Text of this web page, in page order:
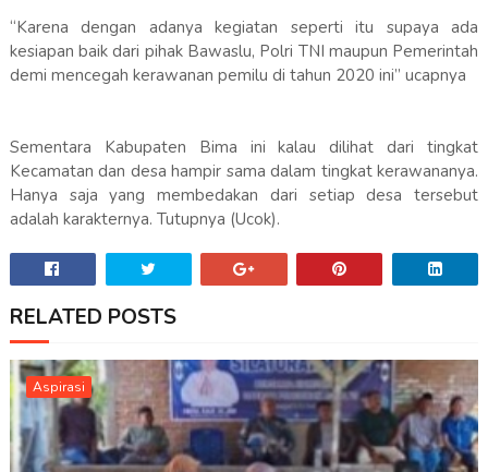
“Karena dengan adanya kegiatan seperti itu supaya ada
kesiapan baik dari pihak Bawaslu, Polri TNI maupun Pemerintah
demi mencegah kerawanan pemilu di tahun 2020 ini” ucapnya
Sementara Kabupaten Bima ini kalau dilihat dari tingkat
Kecamatan dan desa hampir sama dalam tingkat kerawananya.
Hanya saja yang membedakan dari setiap desa tersebut
adalah karakternya. Tutupnya (Ucok).
RELATED POSTS
Aspirasi